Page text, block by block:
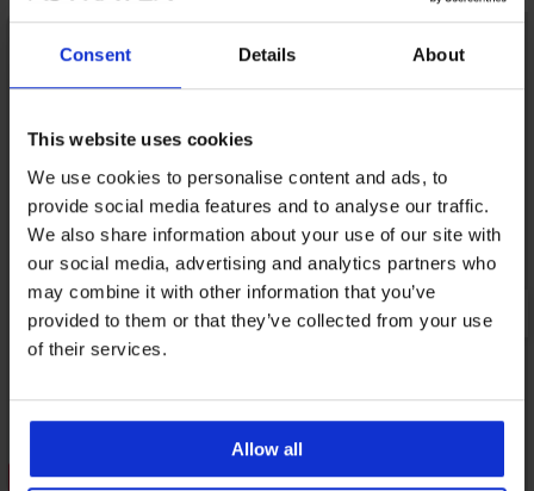
Consent Details About
This website uses cookies
We use cookies to personalise content and ads, to
provide social media features and to analyse our traffic.
We also share information about your use of our site with
our social media, advertising and analytics partners who
may combine it with other information that you’ve
provided to them or that they’ve collected from your use
of their services.
Allow all
Отстъпка -30%
Разпродажба